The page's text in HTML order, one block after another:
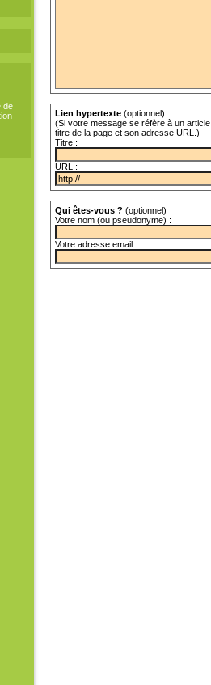
de
Lien hypertexte (optionnel)
(Si votre message se réfère à un
titre de la page et son adresse URL.)
Titre :
URL :
Qui êtes-vous ? (optionnel)
Votre nom (ou pseudonyme) :
Votre adresse email :